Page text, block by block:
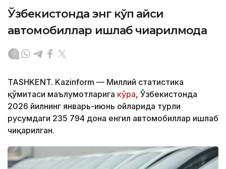
Ўзбекистонда энг кўп қайси
автомобиллар ишлаб чиқарилмоқда
TASHKENT. Kazinform — Миллий статистика
қўмитаси маълумотларига кўра, Ўзбекистонда
2026 йилнинг январь-июнь ойларида турли
русумдаги 235 794 дона енгил автомобиллар ишлаб
чиқарилган.